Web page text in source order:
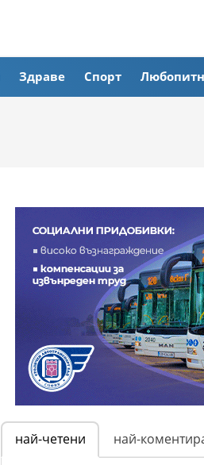
Здраве Спорт
най-четени най-